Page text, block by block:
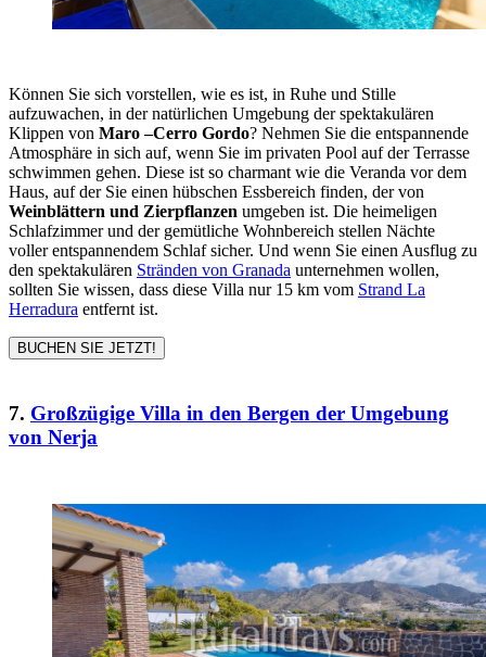
Können Sie sich vorstellen, wie es ist, in Ruhe und Stille
aufzuwachen, in der natürlichen Umgebung der spektakulären
Klippen von Maro –Cerro Gordo? Nehmen Sie die entspannende
Atmosphäre in sich auf, wenn Sie im privaten Pool auf der Terrasse
schwimmen gehen. Diese ist so charmant wie die Veranda vor dem
Haus, auf der Sie einen hübschen Essbereich finden, der von
Weinblättern und Zierpflanzen umgeben ist. Die heimeligen
Schlafzimmer und der gemütliche Wohnbereich stellen Nächte
voller entspannendem Schlaf sicher. Und wenn Sie einen Ausflug zu
den spektakulären Stränden von Granada unternehmen wollen,
sollten Sie wissen, dass diese Villa nur 15 km vom Strand La
Herradura entfernt ist.
BUCHEN SIE JETZT!
7. Großzügige Villa in den Bergen der Umgebung
von Nerja